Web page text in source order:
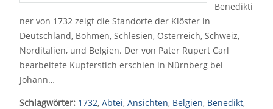
Benedikti
ner von 1732 zeigt die Standorte der Klöster in
Deutschland, Böhmen, Schlesien, Österreich, Schweiz,
Norditalien, und Belgien. Der von Pater Rupert Carl
bearbeitete Kupferstich erschien in Nürnberg bei
Johann…
Schlagwörter: 1732, Abtei, Ansichten, Belgien, Benedikt,